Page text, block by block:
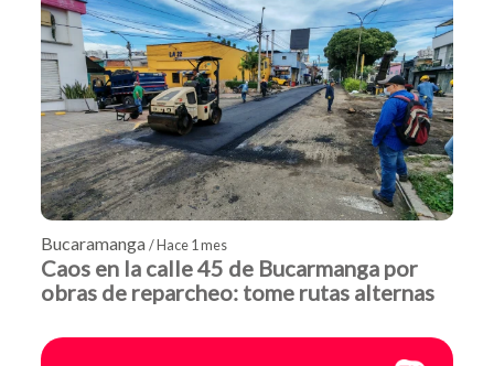
Bucaramanga / Hace 1 mes
Caos en la calle 45 de Bucarmanga por
obras de reparcheo: tome rutas alternas